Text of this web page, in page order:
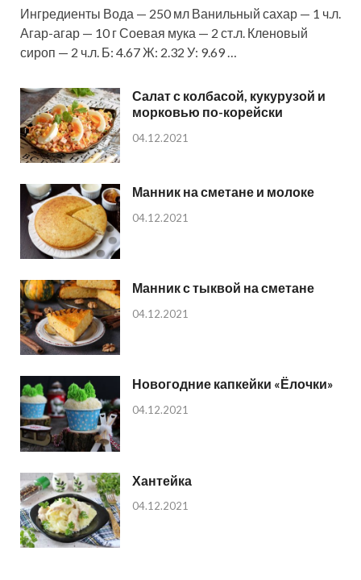
Ингредиенты Вода — 250 мл Ванильный сахар — 1 ч.л.
Агар-агар — 10 г Соевая мука — 2 ст.л. Кленовый
сироп — 2 ч.л. Б: 4.67 Ж: 2.32 У: 9.69 …
Салат с колбасой, кукурузой и
морковью по-корейски
04.12.2021
Манник на сметане и молоке
04.12.2021
Манник с тыквой на сметане
04.12.2021
Новогодние капкейки «Ёлочки»
04.12.2021
Хантейка
04.12.2021